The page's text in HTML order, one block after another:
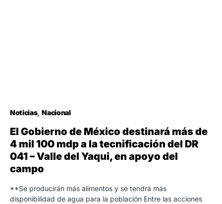
Noticias Nacional
El Gobierno de México destinará más de
4 mil 100 mdp a la tecnificación del DR
041 – Valle del Yaqui, en apoyo del
campo
**Se producirán más alimentos y se tendrá más
disponibilidad de agua para la población Entre las acciones